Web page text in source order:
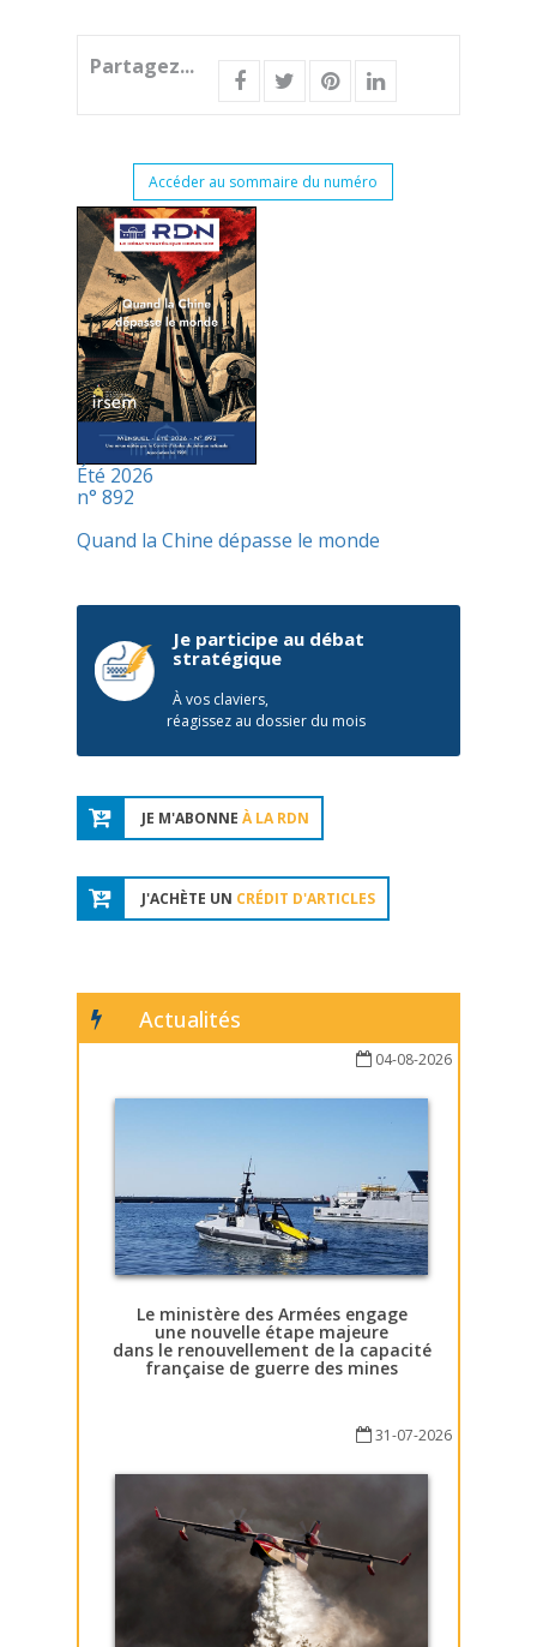
Partagez...
Accéder au sommaire du numéro
Été 2026
n° 892
Quand la Chine dépasse le monde
Je participe au débat
stratégique
À vos claviers,
réagissez au dossier du mois
JE M'ABONNE À LA RDN
J'ACHÈTE UN CRÉDIT D'ARTICLES
Actualités
04-08-2026
Le ministère des Armées engage
une nouvelle étape majeure
dans le renouvellement de la capacité
française de guerre des mines
31-07-2026